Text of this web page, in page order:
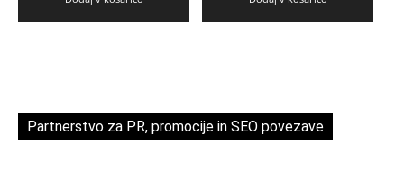
Partnerstvo za PR, promocije in SEO povezave